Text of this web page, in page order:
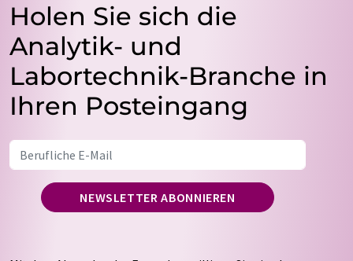
Holen Sie sich die
Analytik- und
Labortechnik-Branche in
Ihren Posteingang
NEWSLETTER ABONNIEREN